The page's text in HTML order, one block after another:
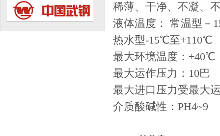
稀薄、干净、不凝、
液体温度： 常温型－
热水型-15℃至+110℃
最大环境温度：+40℃
最大运作压力：10巴
最大进口压力受最大
介质酸碱性：PH4~9